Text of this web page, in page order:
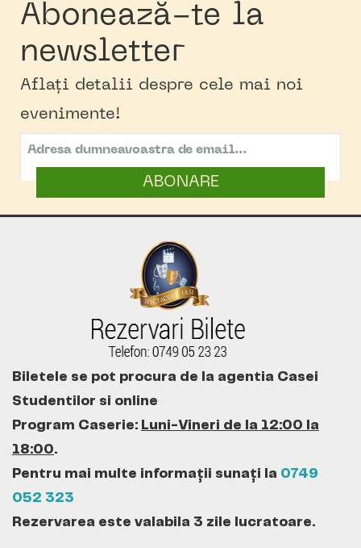
Abonează-te la
newsletter
Aflați detalii despre cele mai noi
evenimente!
ABONARE
Biletele se pot procura de la agentia Casei
Studentilor si online
Program Caserie: Luni-Vineri de la 12:00 la
18:00.
Pentru mai multe informații sunați la 0749
052 323
Rezervarea este valabila 3 zile lucratoare.